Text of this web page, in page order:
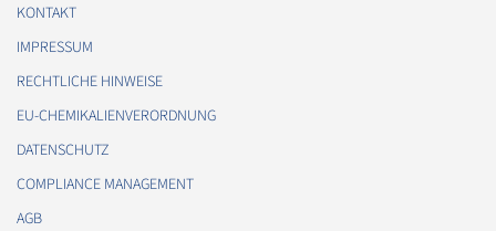
KONTAKT
IMPRESSUM
RECHTLICHE HINWEISE
EU-CHEMIKALIENVERORDNUNG
DATENSCHUTZ
COMPLIANCE MANAGEMENT
AGB